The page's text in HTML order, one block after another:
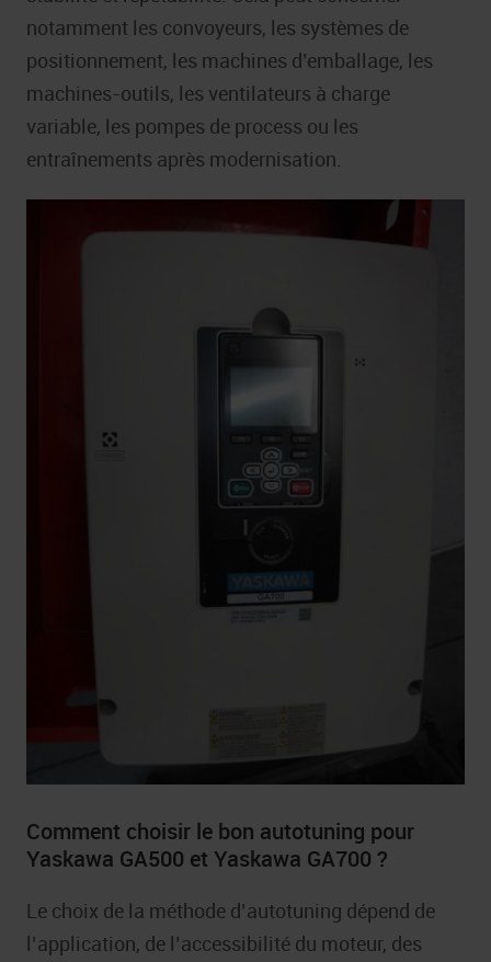
notamment les convoyeurs, les systèmes de
positionnement, les machines d’emballage, les
machines-outils, les ventilateurs à charge
variable, les pompes de process ou les
entraînements après modernisation.
Comment choisir le bon autotuning pour
Yaskawa GA500 et Yaskawa GA700 ?
Le choix de la méthode d’autotuning dépend de
l’application, de l’accessibilité du moteur, des